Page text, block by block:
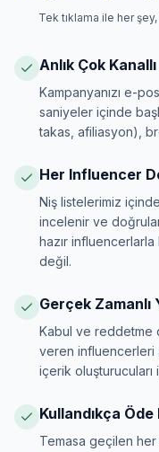
Tek tıklama ile her
Anlık Çok Kanallı
Kampanyanızı e-
saniyeler içinde
takas, afiliasyon),
Her Influencer
Niş listelerimiz
incelenir ve
hazır influencerlarla
değil.
Gerçek Zamanlı
Kabul ve reddetme
veren influencerleri
içerik
Kullandıkça Öde
Temasa geçilen